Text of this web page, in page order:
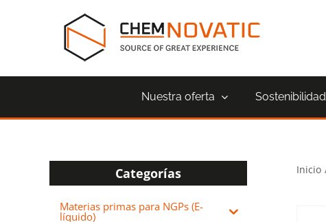
Nuestra oferta Sostenibilidad
Inicio
Categorías
Materias primas para NGPs (E-
líquido)